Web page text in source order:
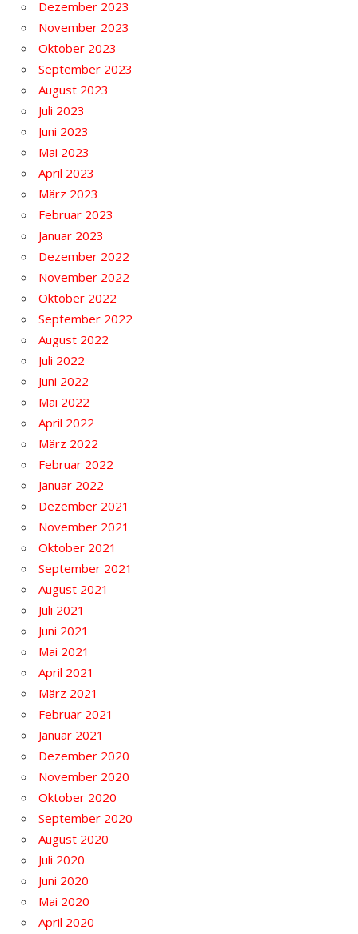
Dezember 2023
November 2023
Oktober 2023
September 2023
August 2023
Juli 2023
Juni 2023
Mai 2023
April 2023
März 2023
Februar 2023
Januar 2023
Dezember 2022
November 2022
Oktober 2022
September 2022
August 2022
Juli 2022
Juni 2022
Mai 2022
April 2022
März 2022
Februar 2022
Januar 2022
Dezember 2021
November 2021
Oktober 2021
September 2021
August 2021
Juli 2021
Juni 2021
Mai 2021
April 2021
März 2021
Februar 2021
Januar 2021
Dezember 2020
November 2020
Oktober 2020
September 2020
August 2020
Juli 2020
Juni 2020
Mai 2020
April 2020